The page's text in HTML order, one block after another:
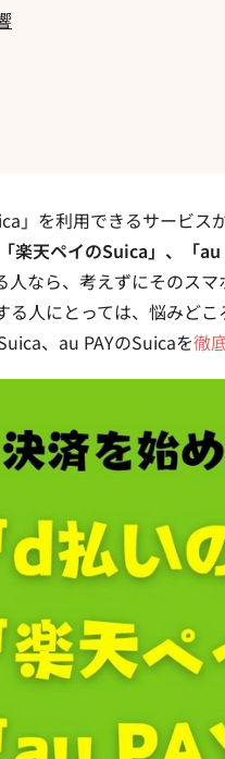
」を利用できるサービスが
楽天ペイのSuica」、「au
なら、考えずにそのス
人にとっては、悩みどこ
、au PAYのSuicaを徹